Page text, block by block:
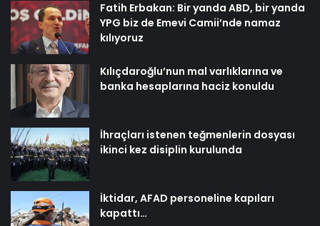
Fatih Erbakan: Bir yanda ABD, bir yanda
YPG biz de Emevi Camii’nde namaz
kılıyoruz
Kılıçdaroğlu’nun mal varlıklarına ve
banka hesaplarına haciz konuldu
İhraçları istenen teğmenlerin dosyası
ikinci kez disiplin kurulunda
İktidar, AFAD personeline kapıları
kapattı…